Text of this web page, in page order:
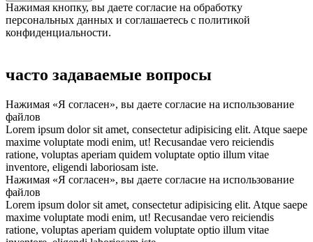
Нажимая кнопку, вы даете согласие на обработку
персональных данных и соглашаетесь с политикой
конфиденциальности.
часто задаваемые вопросы
Нажимая «Я согласен», вы даете согласие на использование
файлов
Lorem ipsum dolor sit amet, consectetur adipisicing elit. Atque saepe
maxime voluptate modi enim, ut! Recusandae vero reiciendis
ratione, voluptas aperiam quidem voluptate optio illum vitae
inventore, eligendi laboriosam iste.
Нажимая «Я согласен», вы даете согласие на использование
файлов
Lorem ipsum dolor sit amet, consectetur adipisicing elit. Atque saepe
maxime voluptate modi enim, ut! Recusandae vero reiciendis
ratione, voluptas aperiam quidem voluptate optio illum vitae